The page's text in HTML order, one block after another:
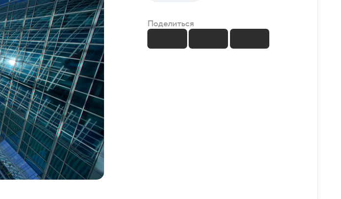
Поделиться